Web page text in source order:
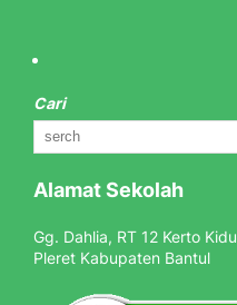
Cari
Alamat Sekolah
Gg. Dahlia, RT 12 Kerto
Pleret Kabupaten Bantul